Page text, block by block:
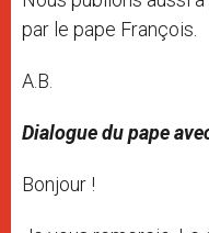
par le pape François.
A.B.
Dialogue du pape
Bonjour !